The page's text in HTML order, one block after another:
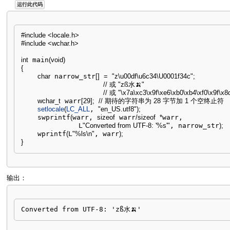
运行此代码
#include <locale.h>
#include <wchar.h>
int main(void)
{
char narrow_str[] = "z\u00df\u6c34\U0001f34c";
// 或 "zß水🍌"
// 或
wchar_t warr[29] ; // 期待的字符串为 28 字节加 1 个空终止符
setlocale(LC_ALL, "en_US.utf8");
    swprintf
(warr, sizeof warr/sizeof *warr,
              L
"Converted from UTF-8: '%s'" , narrow_str);
    wprintf
(L"%ls\n" , warr);
}
输出：
Converted from UTF-8: 'zß水🍌'